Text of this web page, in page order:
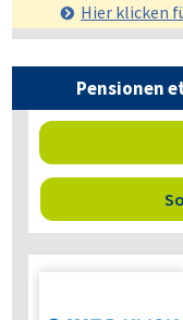
Hier klicken
Pensionen